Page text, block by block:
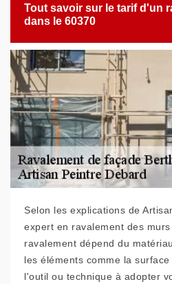
Tout savoir sur le tarif d'un
dans le 60370
Selon les explications de
expert en ravalement des
ravalement dépend du
les éléments comme la
l'outil ou technique à adopter